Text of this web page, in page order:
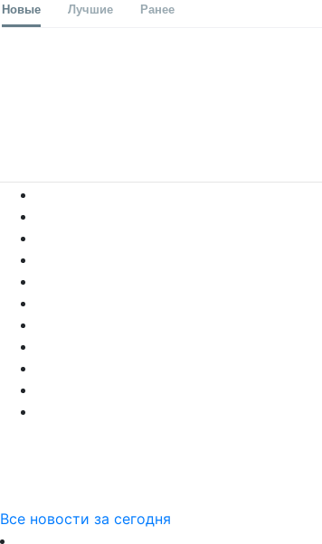
Новые Лучшие Ранее
Все новости за сегодня